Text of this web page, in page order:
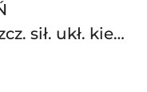
sił. ukł. kier.